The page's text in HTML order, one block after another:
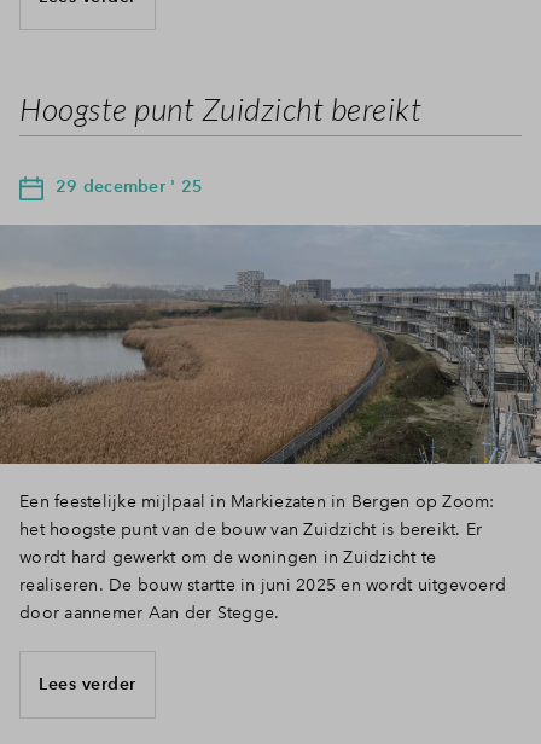
Inloggen
Hoogste punt Zuidzicht bereikt
29 december ' 25
Een feestelijke mijlpaal in Markiezaten in Bergen op Zoom:
het hoogste punt van de bouw van Zuidzicht is bereikt. Er
wordt hard gewerkt om de woningen in Zuidzicht te
realiseren. De bouw startte in juni 2025 en wordt uitgevoerd
door aannemer Aan der Stegge.
Lees verder